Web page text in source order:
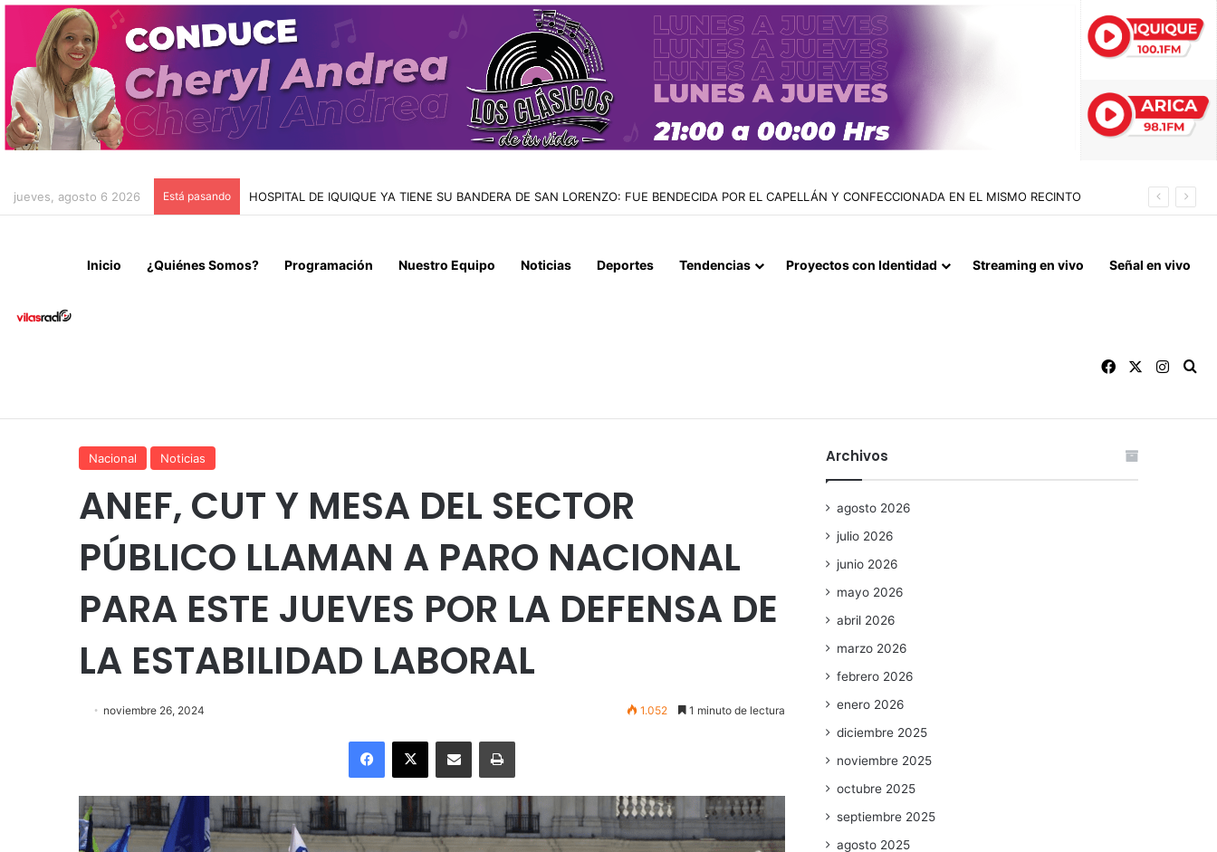
jueves, agosto 6 2026 Está pasando INFORME MIGRATORIO DE LA PDI: TARAPACÁ ENCABEZA LA MAYOR REDUCCIÓN DE INGRESOS IRREGULARES EN CHILE CON UNA BAJA DEL 89% EN 2026
Inicio ¿Quiénes Somos? Programación Nuestro Equipo Noticias Deportes Tendencias Proyectos con Identidad Streaming en vivo Señal en vivo
Facebook
Nacional Noticias
ANEF, CUT Y MESA DEL SECTOR
PÚBLICO LLAMAN A PARO NACIONAL
PARA ESTE JUEVES POR LA DEFENSA DE
LA ESTABILIDAD LABORAL
noviembre 26, 2024 1.052 1 minuto de lectura
Facebook
X Enviar vía email Imprimir
Archivos
agosto 2026
julio 2026
junio 2026
mayo 2026
abril 2026
marzo 2026
febrero 2026
enero 2026
diciembre 2025
noviembre 2025
octubre 2025
septiembre 2025
agosto 2025